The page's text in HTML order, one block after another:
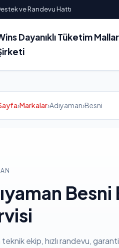
ve Randevu Hattı
Dayanıklı Tüketim
›Markalar›Adıyaman›Besni
teknik ekip, hızlı randevu,